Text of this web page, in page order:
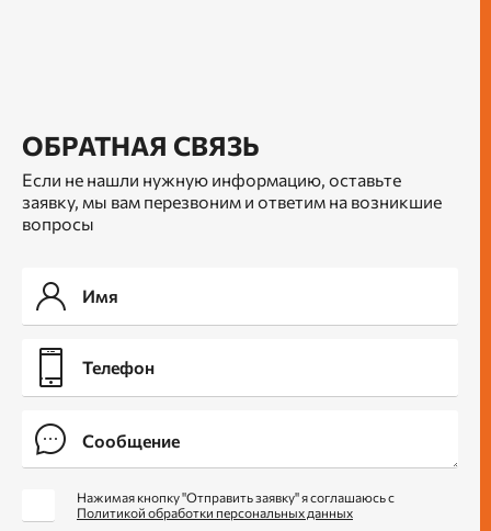
ОБРАТНАЯ СВЯЗЬ
Если не нашли нужную информацию, оставьте
заявку, мы вам перезвоним и ответим на возникшие
вопросы
Нажимая кнопку "Отправить заявку" я соглашаюсь с
Политикой обработки персональных данных